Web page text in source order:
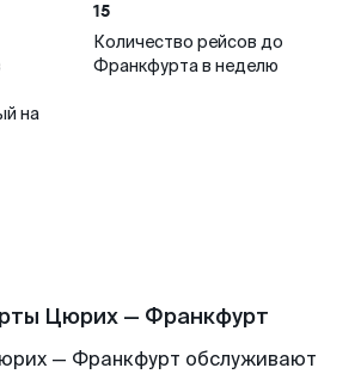
на
15
Количество рейсов до
Франкфурта в неделю
Цюрих — Франкфурт
— Франкфурт обслуживают